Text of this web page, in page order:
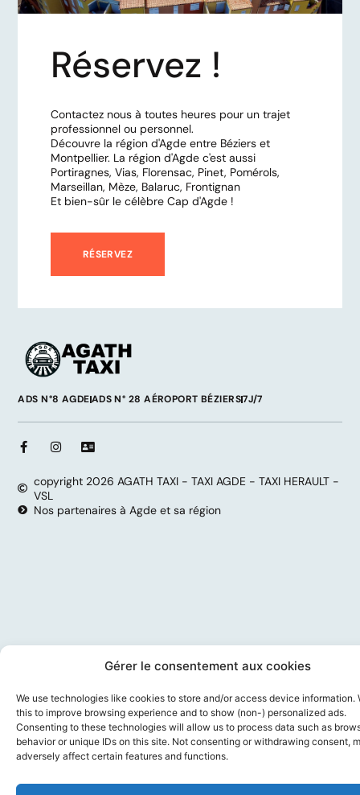
Gérer le consentement aux cookies
We use technologies like cookies to store and/or access device information.
this to improve browsing experience and to show (non-) personalized ads.
Consenting to these technologies will allow us to process data such as
behavior or unique IDs on this site. Not consenting or withdrawing consent,
adversely affect certain features and functions.
Réservez !
Contactez nous à toutes heures pour un trajet
professionnel ou personnel.
Découvre la région d'Agde entre Béziers et
Montpellier. La région d'Agde c'est aussi
Portiragnes, Vias, Florensac, Pinet, Pomérols,
Marseillan, Mèze, Balaruc, Frontignan
Et bien-sûr le célèbre Cap d'Agde !
RÉSERVEZ
ADS N°8 AGDEADS N° 28 AÉROPORT BÉZIERS7J/7
copyright 2026 AGATH TAXI - TAXI AGDE - TAXI HERAULT -
VSL
Nos partenaires à Agde et sa région